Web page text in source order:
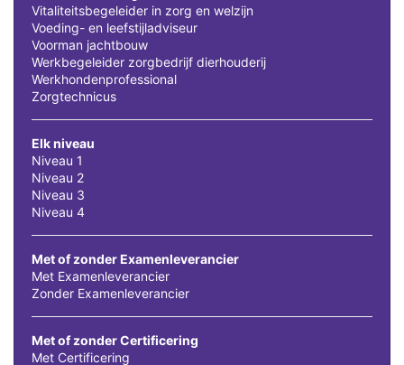
Vitaliteitsbegeleider in zorg en welzijn
Voeding- en leefstijladviseur
Voorman jachtbouw
Werkbegeleider zorgbedrijf dierhouderij
Werkhondenprofessional
Zorgtechnicus
Elk niveau
Niveau 1
Niveau 2
Niveau 3
Niveau 4
Met of zonder Examenleverancier
Met Examenleverancier
Zonder Examenleverancier
Met of zonder Certificering
Met Certificering